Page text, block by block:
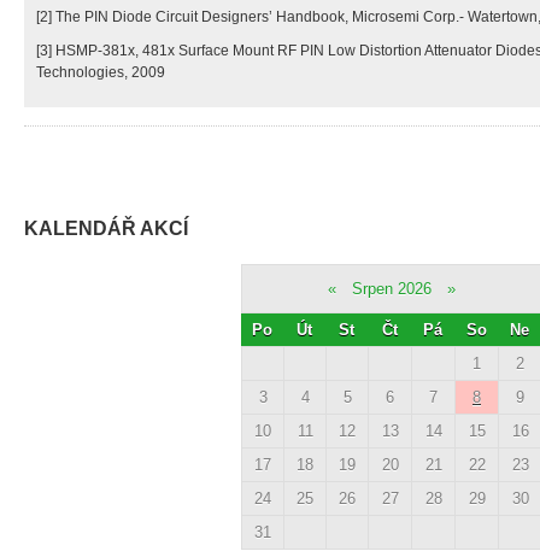
[2] The PIN Diode Circuit Designers’ Handbook, Microsemi Corp.-
[3] HSMP-381x, 481x Surface Mount RF PIN Low Distortion Attenuator
Technologies, 2009
KALENDÁŘ AKCÍ
« Srpen 2026 »
Po Út St Čt Pá So
Ne
1
2
3
4 5 6 7 8
9
10
11 12 13 14 15
16
17
18 19 20 21 22
23
24
25 26 27 28 29
30
31